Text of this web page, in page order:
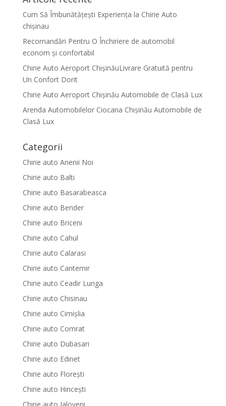
Cum Să Îmbunătățești Experiența la Chirie Auto
chişinau
Recomandări Pentru O Închiriere de automobil
econom și confortabil
Chirie Auto Aeroport ChișinăuLivrare Gratuită pentru
Un Confort Dorit
Chirie Auto Aeroport Chișinău Automobile de Clasă Lux
Arenda Automobilelor Ciocana Chișinău Automobile de
Clasă Lux
Categorii
Chirie auto Anenii Noi
Chirie auto Balti
Chirie auto Basarabeasca
Chirie auto Bender
Chirie auto Briceni
Chirie auto Cahul
Chirie auto Calarasi
Chirie auto Cantemir
Chirie auto Ceadir Lunga
Chirie auto Chisinau
Chirie auto Cimișlia
Chirie auto Comrat
Chirie auto Dubasari
Chirie auto Edinet
Chirie auto Florești
Chirie auto Hinceşti